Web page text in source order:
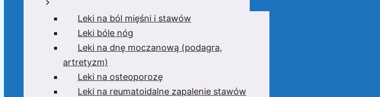
Leki na ból mięśni i stawów
Leki bóle nóg
Leki na dnę moczanową (podagra,
artretyzm)
Leki na osteoporozę
Leki na reumatoidalne zapalenie stawów